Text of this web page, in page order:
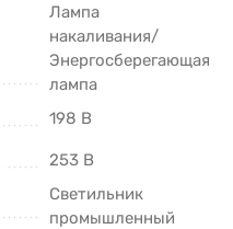
Лампа
накаливания/
Энергосберегающая
лампа
198 В
253 В
Светильник
промышленный